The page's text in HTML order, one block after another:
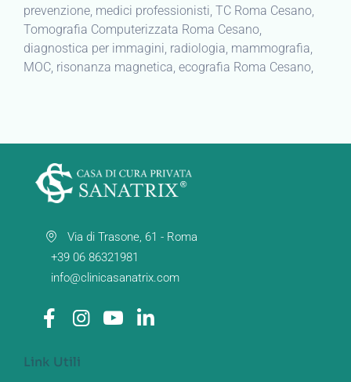
prevenzione, medici professionisti, TC Roma Cesano,
Tomografia Computerizzata Roma Cesano,
diagnostica per immagini, radiologia, mammografia,
MOC, risonanza magnetica, ecografia Roma Cesano,
Via di Trasone, 61 - Roma
+39 06 86321981
info@clinicasanatrix.com
Link Utili